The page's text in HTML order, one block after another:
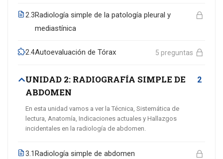
2.3Radiología simple de la patología pleural y
mediastínica
2.4Autoevaluación de Tórax 5 preguntas
UNIDAD 2: RADIOGRAFÍA SIMPLE DE
ABDOMEN
En esta unidad vamos a ver la Técnica, Sistemática de
lectura, Anatomía, Indicaciones actuales y Hallazgos
incidentales en la radiología de abdomen.
2
3.1Radiología simple de abdomen